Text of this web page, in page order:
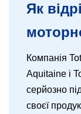
Як
Компанія
Aquitaine і
серйозно
своєї